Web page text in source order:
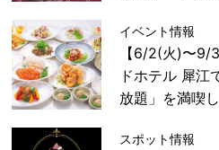
イベント情報
【6/2(火)〜9/
ドホテル 犀江
放題」を満喫し
スポット情報